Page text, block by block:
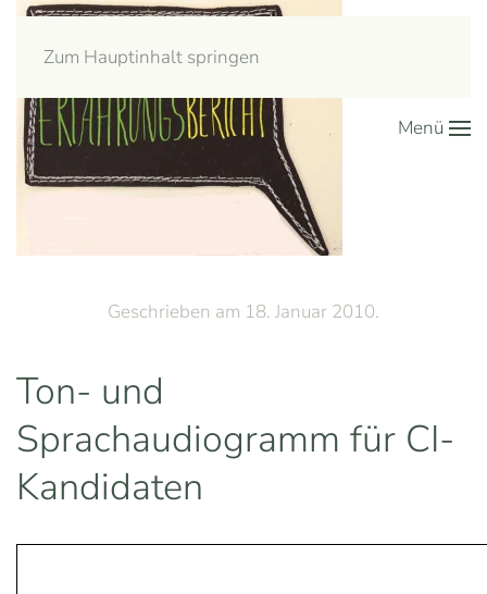
Zum Hauptinhalt springen
Menü
Geschrieben am 18. Januar 2010.
Ton- und
Sprachaudiogramm für CI-
Kandidaten